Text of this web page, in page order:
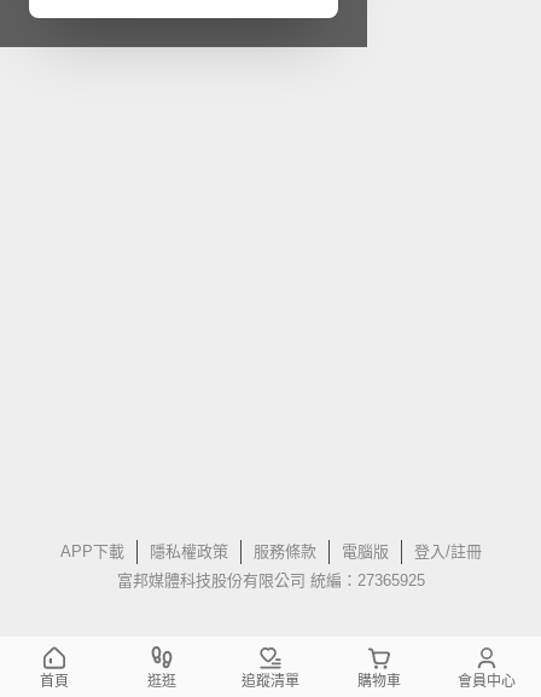
APP下載 隱私權政策 服務條款 電腦版
登入/註冊
富邦媒體科技股份有限公司 統編：27365925
首頁 逛逛 追蹤清單 購物車 會員中心